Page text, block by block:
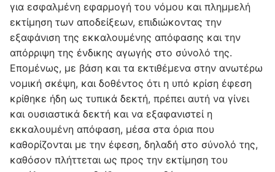
για εσφαλμένη εφαρμογή του νόμου και πλημμελή
εκτίμηση των αποδείξεων, επιδιώκοντας την
εξαφάνιση της εκκαλουμένης απόφασης και την
απόρριψη της ένδικης αγωγής στο σύνολό της.
Επομένως, με βάση και τα εκτιθέμενα στην ανωτέρω
νομική σκέψη, και δοθέντος ότι η υπό κρίση έφεση
κρίθηκε ήδη ως τυπικά δεκτή, πρέπει αυτή να γίνει
και ουσιαστικά δεκτή και να εξαφανιστεί η
εκκαλουμένη απόφαση, μέσα στα όρια που
καθορίζονται με την έφεση, δηλαδή στο σύνολό της,
καθόσον πλήττεται ως προς την εκτίμηση του